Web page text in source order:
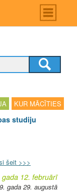
Main
menu
KUR MĀCĪTIES
studiju
šeit >>>
12. februārī
gada 29. augustā